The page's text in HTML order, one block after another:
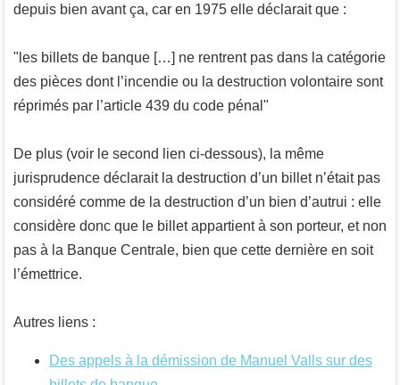
depuis bien avant ça, car en 1975 elle déclarait que :
les billets de banque […] ne rentrent pas dans la catégorie
des pièces dont l’incendie ou la destruction volontaire sont
réprimés par l’article 439 du code pénal
De plus (voir le second lien ci-dessous), la même
jurisprudence déclarait la destruction d’un billet n’était pas
considéré comme de la destruction d’un bien d’autrui : elle
considère donc que le billet appartient à son porteur, et non
pas à la Banque Centrale, bien que cette dernière en soit
l’émettrice.
Autres liens :
Des appels à la démission de Manuel Valls sur des